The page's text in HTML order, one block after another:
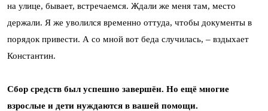
на улице, бывает, встречаемся. Ждали же меня там, место
держали. Я же уволился временно оттуда, чтобы документы в
порядок привести. А со мной вот беда случилась, – вздыхает
Константин.
Сбор средств был успешно завершён. Но ещё многие
взрослые и дети нуждаются в вашей помощи.